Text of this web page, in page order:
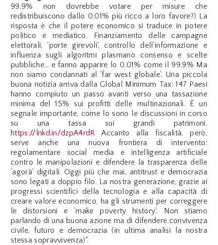
99.9% non dovrebbe votare per misure che
redistribuiscono dallo 0,01% più ricco a loro favore?) La
risposta è che il potere economico si traduce in potere
politico e mediatico. Finanziamento delle campagne
elettorali, 'porte girevoli', controllo dell’informazione e
influenza sugli algoritmi plasmano consenso e scelte
pubbliche… e fanno apparire lo 0.01% come il 99.9% Ma
non siamo condannati al 'far west globale'. Una piccola
buona notizia arriva dalla Global Minimum Tax: 147 Paesi
hanno compiuto un passo avanti verso una tassazione
minima del 15% sui profitti delle multinazionali. È un
segnale importante, come lo sono le discussioni in corso
su una tassa sui grandi patrimoni.
https://lnkd.in/dzpA4rdR Accanto alla fiscalità, però,
serve anche una nuova frontiera di intervento:
regolamentare social media e intelligenza artificiale
contro le manipolazioni e difendere la trasparenza delle
'agorà' digitali. Oggi più che mai, antitrust e democrazia
sono legati a doppio filo. La nostra generazione, grazie ai
progressi scientifici della tecnologia e alla capacità di
creare valore economico, ha gli strumenti per correggere
le distorsioni e 'make poverty history'. Non stiamo
parlando di una buona azione ma di difendere convivenza
civile, futuro e democrazia (in ultima analisi la nostra
stessa sopravvivenza)".